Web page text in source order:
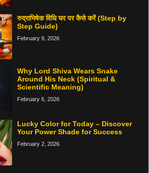
रुद्राभिषेक विधि घर पर कैसे करें (Step by
Step Guide)
February 9, 2026
Why Lord Shiva Wears Snake
Around His Neck (Spiritual &
Scientific Meaning)
February 6, 2026
Lucky Color for Today – Discover
Your Power Shade for Success
February 2, 2026